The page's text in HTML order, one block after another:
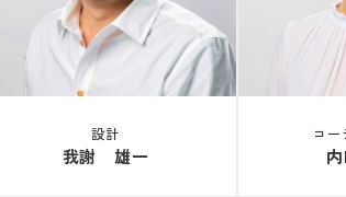
設計
我謝 雄一
コー